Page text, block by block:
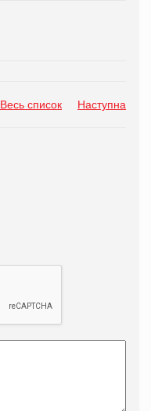
Весь список Наступна